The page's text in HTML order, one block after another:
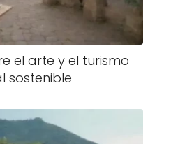
el arte y el turismo
sostenible